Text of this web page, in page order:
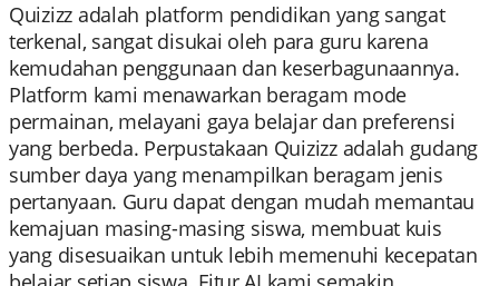
Quizizz adalah platform pendidikan yang sangat
terkenal, sangat disukai oleh para guru karena
kemudahan penggunaan dan keserbagunaannya.
Platform kami menawarkan beragam mode
permainan, melayani gaya belajar dan preferensi
yang berbeda. Perpustakaan Quizizz adalah gudang
sumber daya yang menampilkan beragam jenis
pertanyaan. Guru dapat dengan mudah memantau
kemajuan masing-masing siswa, membuat kuis
yang disesuaikan untuk lebih memenuhi kecepatan